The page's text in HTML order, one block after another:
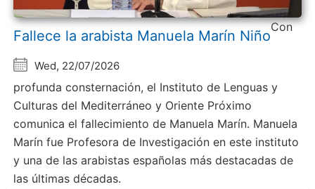
Fallece la arabista Manuela Marín Niño
Wed, 22/07/2026
Con
profunda consternación, el Instituto de Lenguas y
Culturas del Mediterráneo y Oriente Próximo
comunica el fallecimiento de Manuela Marín. Manuela
Marín fue Profesora de Investigación en este instituto
y una de las arabistas españolas más destacadas de
las últimas décadas.